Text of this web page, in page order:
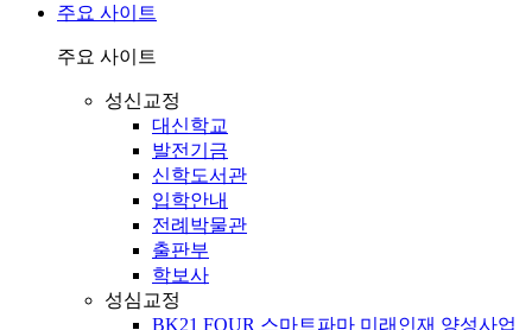
주요 사이트
주요 사이트
성신교정
대신학교
발전기금
신학도서관
입학안내
전례박물관
출판부
학보사
성심교정
BK21 FOUR 스마트파마 미래인재 양성사업